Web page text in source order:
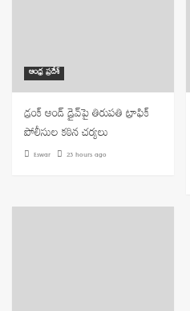
ఆంధ్ర ప్రదేశ్
డ్రంక్ అండ్ డ్రైవ్‌పై తిరుపతి ట్రాఫిక్
పోలీసుల కఠిన చర్యలు
Eswar 23 hours ago